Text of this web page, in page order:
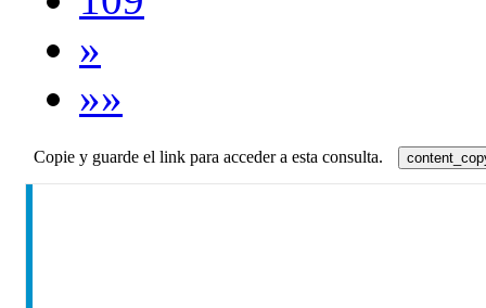
»
»»
Copie y guarde el link para acceder a esta consulta.